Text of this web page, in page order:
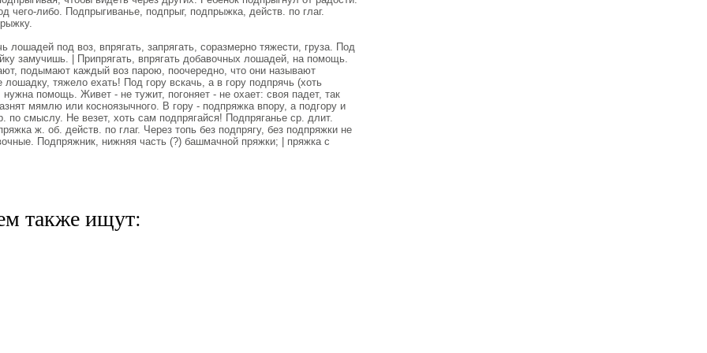
чего-либо. Подпрыгиванье, подпрыг, подпрыжка, действ. по глаг.
под воз, впрягать, запрягать, соразмерно тяжести, груза. Под
замучишь. | Припрягать, впрягать добавочных лошадей, на помощь.
подымают каждый воз парою, поочередно, что они называют
тяжело ехать! Под гору вскачь, а в гору подпрячь (хоть
помощь. Живет - не тужит, погоняет - не охает: своя падет, так
мямлю или косноязычного. В гору - подпряжка впору, а подгору и
по смыслу. Не везет, хоть сам подпрягайся! Подпряганье ср. длит.
ж. об. действ. по глаг. Через топь без подпрягу, без подпряжки не
Подпряжник, нижняя часть (?) башмачной пряжки; | пряжка с
также ищут: